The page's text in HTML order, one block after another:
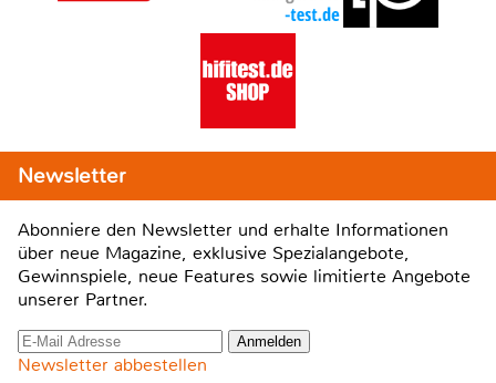
Newsletter
Abonniere den Newsletter und erhalte Informationen
über neue Magazine, exklusive Spezialangebote,
Gewinnspiele, neue Features sowie limitierte Angebote
unserer Partner.
Newsletter abbestellen